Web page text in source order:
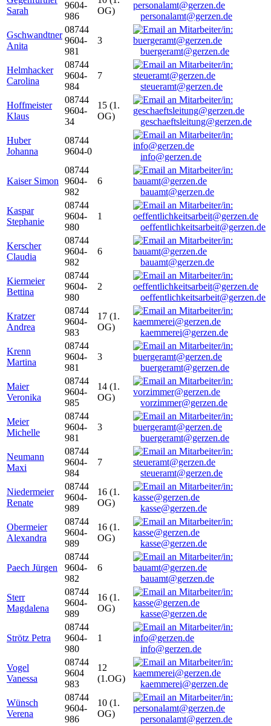
Sarah
9604-
986
OG)
personalamt@gerzen.de
Gschwandtner
Anita
08744
9604-
981
3
buergeramt@gerzen.de
Helmhacker
Carolina
08744
9604-
984
7
steueramt@gerzen.de
Hoffmeister
Klaus
08744
9604-
34
15 (1.
OG)
geschaeftsleitung@gerzen.de
Huber
Johanna
08744
9604-0
info@gerzen.de
Kaiser Simon
08744
9604-
982
6
bauamt@gerzen.de
Kaspar
Stephanie
08744
9604-
980
1
oeffentlichkeitsarbeit@gerzen.de
Kerscher
Claudia
08744
9604-
982
6
bauamt@gerzen.de
Kiermeier
Bettina
08744
9604-
980
2
oeffentlichkeitsarbeit@gerzen.de
Kratzer
Andrea
08744
9604-
983
17 (1.
OG)
kaemmerei@gerzen.de
Krenn
Martina
08744
9604-
981
3
buergeramt@gerzen.de
Maier
Veronika
08744
9604-
985
14 (1.
OG)
vorzimmer@gerzen.de
Meier
Michelle
08744
9604-
981
3
buergeramt@gerzen.de
Neumann
Maxi
08744
9604-
984
7
steueramt@gerzen.de
Niedermeier
Renate
08744
9604-
989
16 (1.
OG)
kasse@gerzen.de
Obermeier
Alexandra
08744
9604-
989
16 (1.
OG)
kasse@gerzen.de
Paech Jürgen
08744
9604-
982
6
bauamt@gerzen.de
Sterr
Magdalena
08744
9604-
989
16 (1.
OG)
kasse@gerzen.de
Strötz Petra
08744
9604-
980
1
info@gerzen.de
Vogel
Vanessa
08744
9604
983
12
(1.OG)
kaemmerei@gerzen.de
Wünsch
Verena
08744
9604-
986
10 (1.
OG)
personalamt@gerzen.de